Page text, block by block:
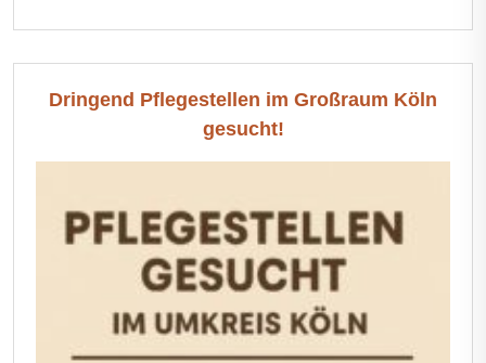
Dringend Pflegestellen im Großraum Köln
gesucht!